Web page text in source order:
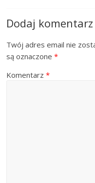
Dodaj komentarz
Twój adres email nie
są oznaczone*
Komentarz*